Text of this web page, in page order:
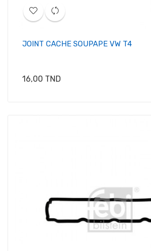
JOINT CACHE SOUPAPE VW T4
Prix
16,00 TND